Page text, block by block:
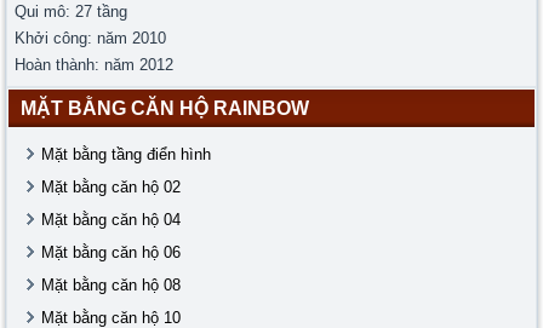
Qui mô: 27 tầng
Khởi công: năm 2010
Hoàn thành: năm 2012
MẶT BẰNG CĂN HỘ RAINBOW
Mặt bằng tầng điển hình
Mặt bằng căn hộ 02
Mặt bằng căn hộ 04
Mặt bằng căn hộ 06
Mặt bằng căn hộ 08
Mặt bằng căn hộ 10